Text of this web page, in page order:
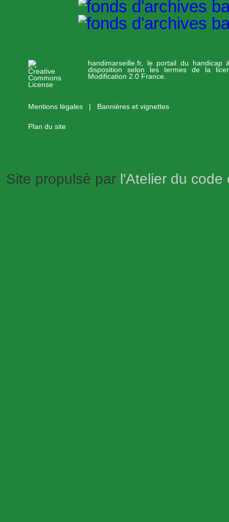
handimarseille.fr, le portail du handicap
disposition selon les termes de la
Modification 2.0 France.
Mentions légales Bannières et vignettes
Plan du site
Site propulsé par l'Atelier du